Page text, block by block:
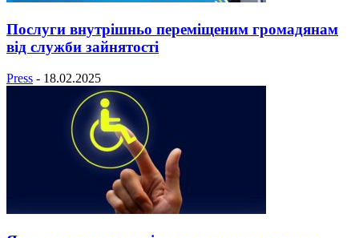
Послуги внутрішньо переміщеним громадянам
від служби зайнятості
Press - 18.02.2025